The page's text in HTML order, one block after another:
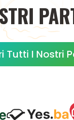
Tutti I Nostri